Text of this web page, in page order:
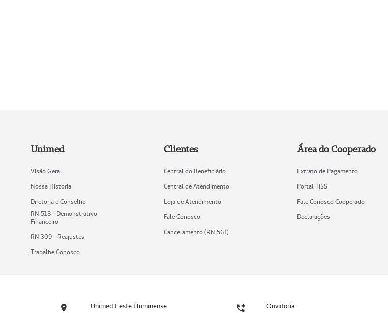
Unimed
Visão Geral
Nossa História
Diretoria e Conselho
RN 518 - Demonstrativo
Financeiro
RN 309 - Reajustes
Trabalhe Conosco
Clientes
Central do Beneficiário
Central de Atendimento
Loja de Atendimento
Fale Conosco
Cancelamento (RN 561)
Área do Cooperado
Extrato de Pagamento
Portal TISS
Fale Conosco Cooperado
Declarações
Unimed Leste Fluminense Ouvidoria